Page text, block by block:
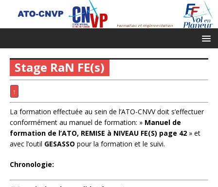
Stage RaN FE(s)
↑
La formation effectuée au sein de l’ATO-CNVV doit s’effectuer
conformément au manuel de formation: » Manuel de
formation de l’ATO, REMISE à NIVEAU FE(S) page 42 » et
avec l’outil GESASSO pour la formation et le suivi.
Chronologie: